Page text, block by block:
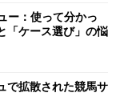
ー：使って分かっ
「ケース選び」の悩
で拡散された競馬サ